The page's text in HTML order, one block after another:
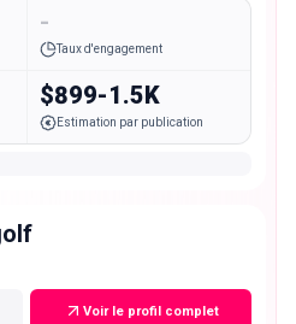
-
Taux d'engagement
$899-1.5K
Estimation par publication
Voir le profil complet